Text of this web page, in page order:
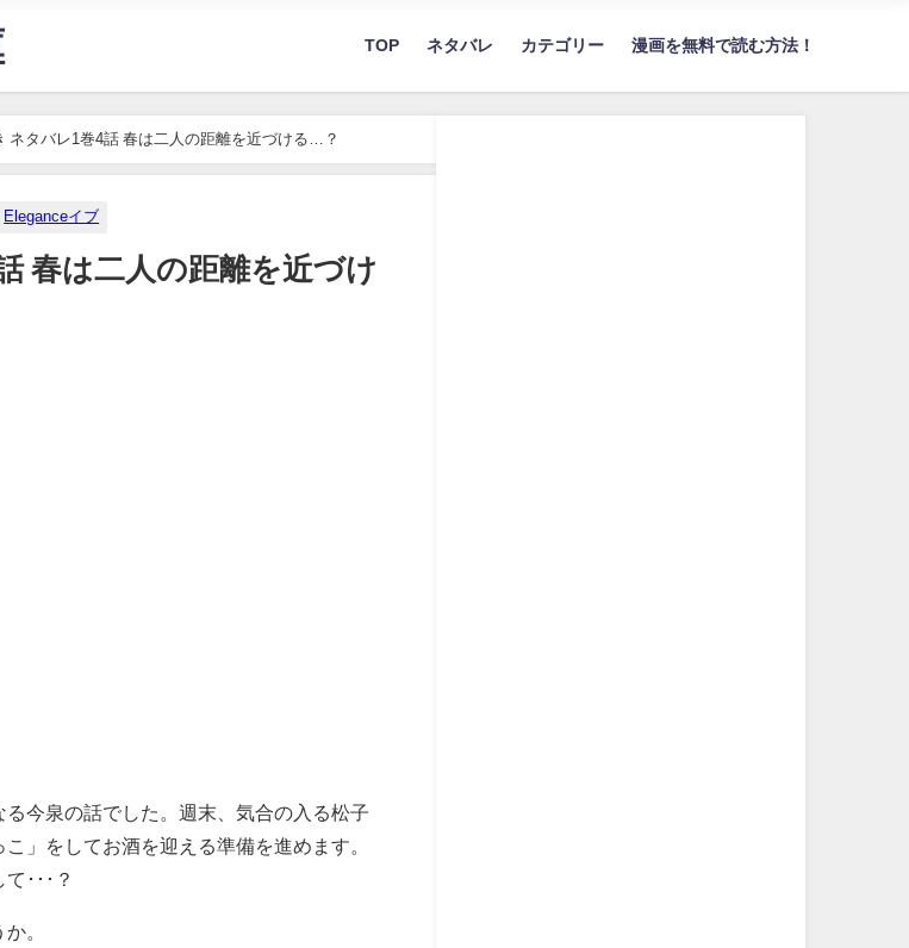
TOP ネタバレ カテゴリー 漫画を無料で読む方法！
ネタバレ1巻4話 春は二人の距離を近づける…？
Eleganceイブ
春は二人の距離を近づけ
今泉の話でした。週末、気合の入る松子
」をしてお酒を迎える準備を進めます。
･･･？
。